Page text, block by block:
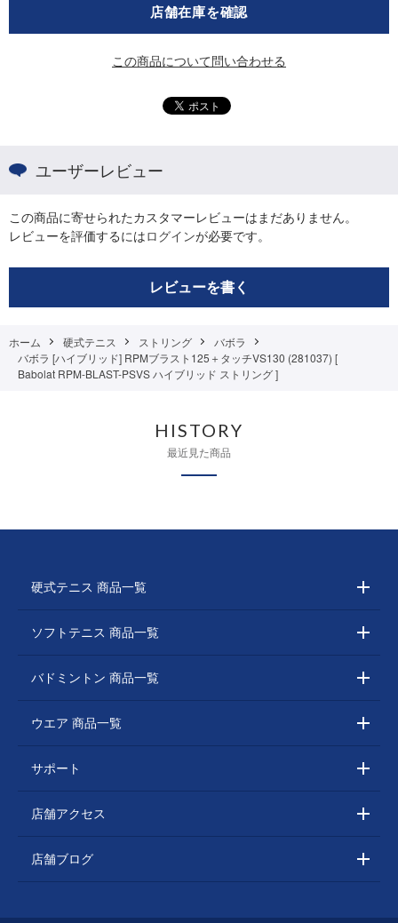
店舗在庫を確認
この商品について問い合わせる
ユーザーレビュー
この商品に寄せられたカスタマーレビューはまだありません。
レビューを評価するにはログインが必要です。
レビューを書く
ホーム 硬式テニス ストリング
バボラ
バボラ [ハイブリッド] RPMブラスト125＋タッチVS130 (281037) [
Babolat RPM-BLAST-PSVS ハイブリッド ストリング ]
HISTORY
最近見た商品
硬式テニス 商品一覧
ソフトテニス 商品一覧
バドミントン 商品一覧
ウエア 商品一覧
サポート
店舗アクセス
店舗ブログ